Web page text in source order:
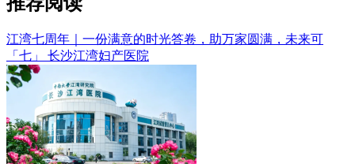
江湾七周年｜一份满意的时光答卷，助万家圆满，未来可
「七」 长沙江湾妇产医院